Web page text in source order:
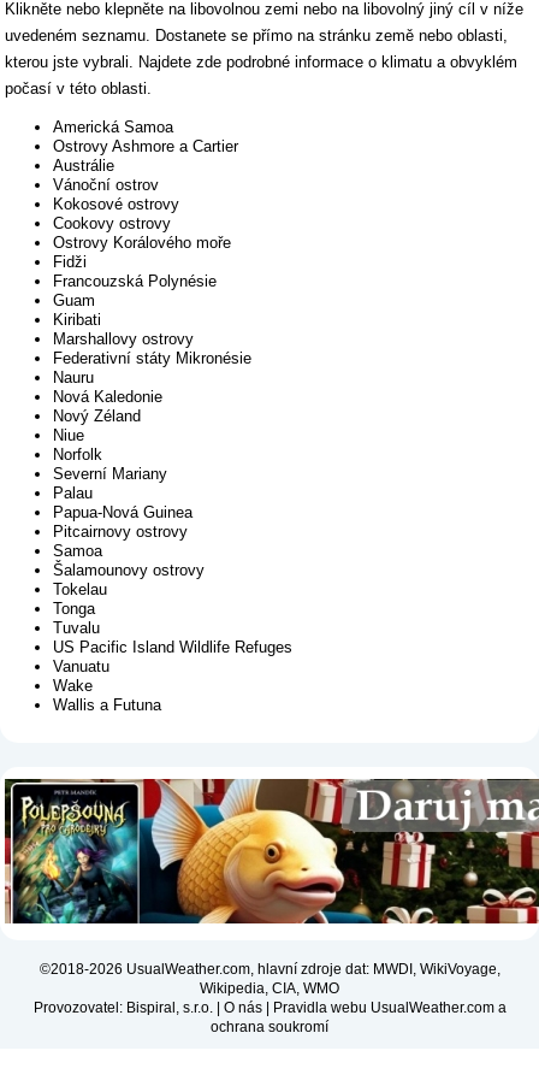
Klikněte nebo klepněte na libovolnou zemi nebo na libovolný jiný cíl v níže
uvedeném seznamu. Dostanete se přímo na stránku země nebo oblasti,
kterou jste vybrali. Najdete zde podrobné informace o klimatu a obvyklém
počasí v této oblasti.
Americká Samoa
Ostrovy Ashmore a Cartier
Austrálie
Vánoční ostrov
Kokosové ostrovy
Cookovy ostrovy
Ostrovy Korálového moře
Fidži
Francouzská Polynésie
Guam
Kiribati
Marshallovy ostrovy
Federativní státy Mikronésie
Nauru
Nová Kaledonie
Nový Zéland
Niue
Norfolk
Severní Mariany
Palau
Papua-Nová Guinea
Pitcairnovy ostrovy
Samoa
Šalamounovy ostrovy
Tokelau
Tonga
Tuvalu
US Pacific Island Wildlife Refuges
Vanuatu
Wake
Wallis a Futuna
©2018-2026 UsualWeather.com, hlavní zdroje dat: MWDI, WikiVoyage,
Wikipedia, CIA, WMO
Provozovatel: Bispiral, s.r.o. | O nás|
Pravidla webu UsualWeather.com a
ochrana soukromí